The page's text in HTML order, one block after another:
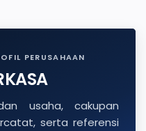
PERUSAHAAN
usaha, cakupan
serta referensi